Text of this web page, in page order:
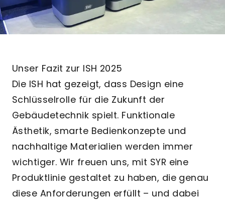
Unser Fazit zur ISH 2025
Die ISH hat gezeigt, dass Design eine
Schlüsselrolle für die Zukunft der
Gebäudetechnik spielt. Funktionale
Ästhetik, smarte Bedienkonzepte und
nachhaltige Materialien werden immer
wichtiger. Wir freuen uns, mit SYR eine
Produktlinie gestaltet zu haben, die genau
diese Anforderungen erfüllt – und dabei